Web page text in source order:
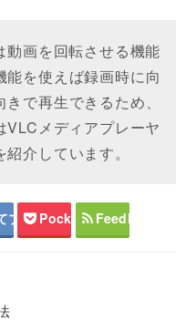
画を回転させる機能
を使えば録画時に向
で再生できるため、
VLCメディアプレーヤ
介しています。
ブ Pocket Feedly